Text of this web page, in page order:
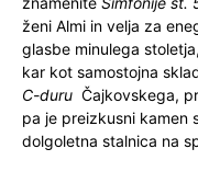
ženi Almi in velja za
glasbe minulega
kar kot samostojna
C-duru Čajkovskega,
pa je preizkusni kamen
dolgoletna stalnica na